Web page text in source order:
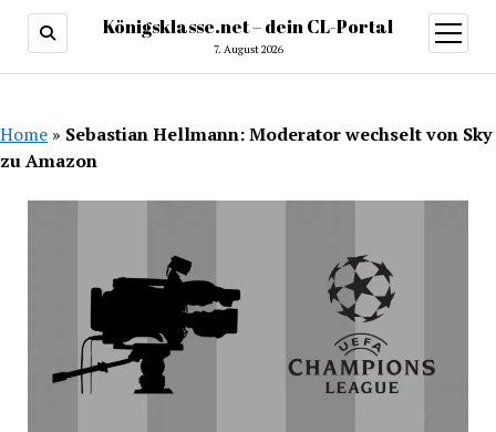
Königsklasse.net – dein CL-Portal
7. August 2026
Menü
öffnen
Home » Sebastian Hellmann: Moderator wechselt von Sky
zu Amazon